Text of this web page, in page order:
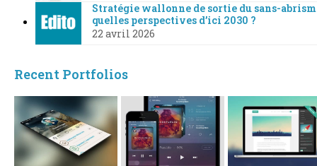
Stratégie wallonne de sortie du sans-
quelles perspectives d’ici 2030 ?
22 avril 2026
Recent Portfolios